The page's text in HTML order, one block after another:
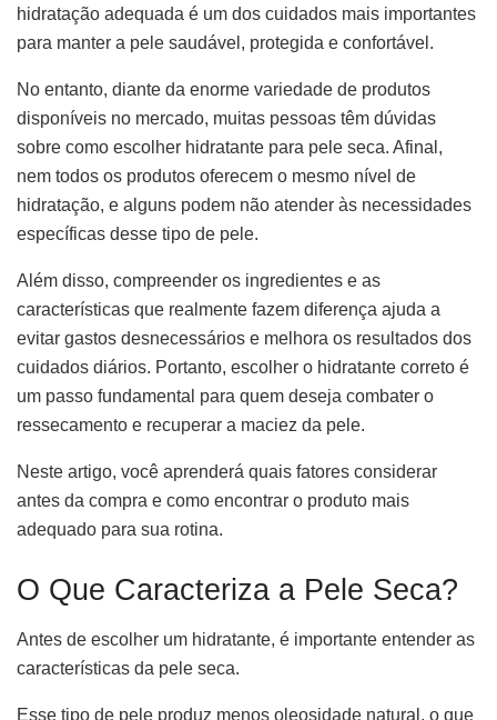
hidratação adequada é um dos cuidados mais importantes
para manter a pele saudável, protegida e confortável.
No entanto, diante da enorme variedade de produtos
disponíveis no mercado, muitas pessoas têm dúvidas
sobre como escolher hidratante para pele seca. Afinal,
nem todos os produtos oferecem o mesmo nível de
hidratação, e alguns podem não atender às necessidades
específicas desse tipo de pele.
Além disso, compreender os ingredientes e as
características que realmente fazem diferença ajuda a
evitar gastos desnecessários e melhora os resultados dos
cuidados diários. Portanto, escolher o hidratante correto é
um passo fundamental para quem deseja combater o
ressecamento e recuperar a maciez da pele.
Neste artigo, você aprenderá quais fatores considerar
antes da compra e como encontrar o produto mais
adequado para sua rotina.
O Que Caracteriza a Pele Seca?
Antes de escolher um hidratante, é importante entender as
características da pele seca.
Esse tipo de pele produz menos oleosidade natural, o que